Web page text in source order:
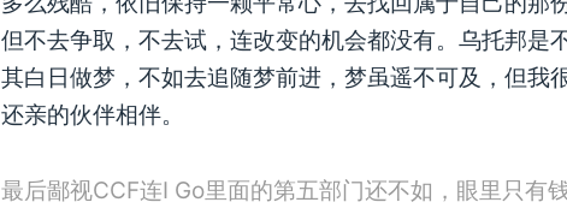
但不去争取，不去试，连改变的机会都没有。乌托邦是
其白日做梦，不如去追随梦前进，梦虽遥不可及，但我
还亲的伙伴相伴。
最后鄙视CCF连I Go里面的第五部门还不如，眼里只有